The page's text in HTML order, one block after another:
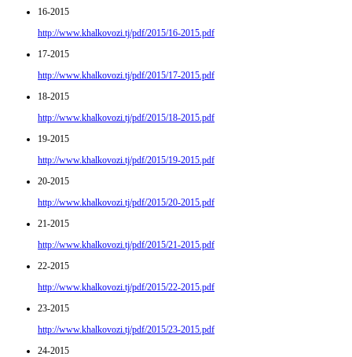
16-2015
http://www.khalkovozi.tj/pdf/2015/16-2015.pdf
17-2015
http://www.khalkovozi.tj/pdf/2015/17-2015.pdf
18-2015
http://www.khalkovozi.tj/pdf/2015/18-2015.pdf
19-2015
http://www.khalkovozi.tj/pdf/2015/19-2015.pdf
20-2015
http://www.khalkovozi.tj/pdf/2015/20-2015.pdf
21-2015
http://www.khalkovozi.tj/pdf/2015/21-2015.pdf
22-2015
http://www.khalkovozi.tj/pdf/2015/22-2015.pdf
23-2015
http://www.khalkovozi.tj/pdf/2015/23-2015.pdf
24-2015